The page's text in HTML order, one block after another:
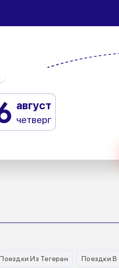
август
четверг
Из Тегеран Поездки